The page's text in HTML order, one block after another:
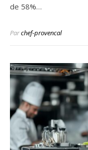
de 58%…
Parchef-provencal